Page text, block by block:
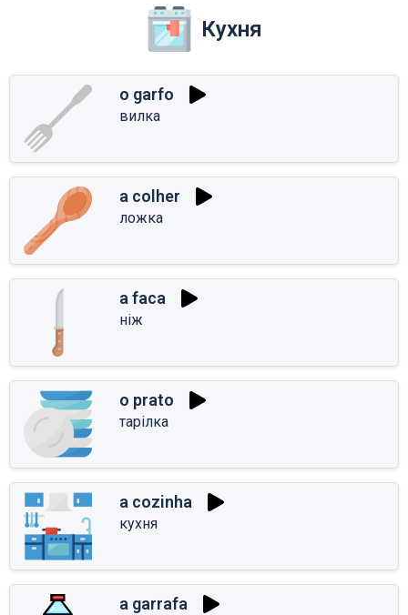
Кухня
o garfo
вилка
a colher
ложка
a faca
ніж
o prato
тарілка
a cozinha
кухня
a garrafa